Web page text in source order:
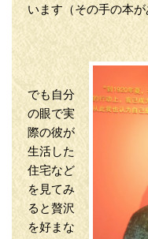
います（その手の本が
でも自分
の眼で実
際の彼が
生活した
住宅など
を見てみ
ると贅沢
を好まな